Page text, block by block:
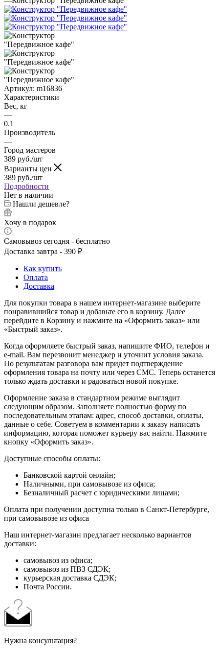
Артикул: m16836
Характеристики
Вес, кг
—
0.1
Производитель
—
Город мастеров
389 руб./шт
Варианты цен
389 руб./шт
Подробности
Нет в наличии
Нашли дешевле?
Хочу в подарок
Самовывоз сегодня - бесплатно
Доставка завтра - 390 ₽
Как купить
Оплата
Доставка
Для покупки товара в нашем интернет-магазине выберите
понравившийся товар и добавьте его в корзину. Далее
перейдите в Корзину и нажмите на «Оформить заказ» или
«Быстрый заказ».
Когда оформляете быстрый заказ, напишите ФИО, телефон и
e-mail. Вам перезвонит менеджер и уточнит условия заказа.
По результатам разговора вам придет подтверждение
оформления товара на почту или через СМС. Теперь останется
только ждать доставки и радоваться новой покупке.
Оформление заказа в стандартном режиме выглядит
следующим образом. Заполняете полностью форму по
последовательным этапам: адрес, способ доставки, оплаты,
данные о себе. Советуем в комментарии к заказу написать
информацию, которая поможет курьеру вас найти. Нажмите
кнопку «Оформить заказ».
Доступные способы оплаты:
Банковской картой онлайн;
Наличными, при самовывозе из офиса;
Безналичный расчет с юридическими лицами;
Оплата при получении доступна только в Санкт-Петербурге,
при самовывозе из офиса
Наш интернет-магазин предлагает несколько вариантов
доставки:
самовывоз из офиса;
самовывоз из ПВЗ СДЭК;
курьерская доставка СДЭК;
Почта России.
Нужна консультация?